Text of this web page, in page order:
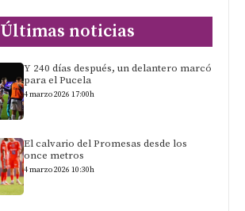
Últimas noticias
Y 240 días después, un delantero marcó
para el Pucela
4 marzo 2026 17:00h
El calvario del Promesas desde los
once metros
4 marzo 2026 10:30h